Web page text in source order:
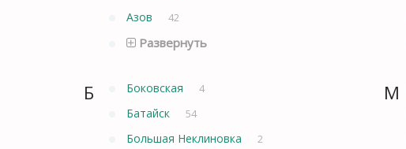
Азов 42
Развернуть
Б Боковская 4
Батайск 54
Большая Неклиновка 2
М